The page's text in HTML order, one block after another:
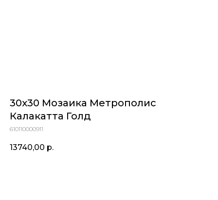
30х30 Мозаика Метрополис
Калакатта Голд
610110000911
13740,00 р.